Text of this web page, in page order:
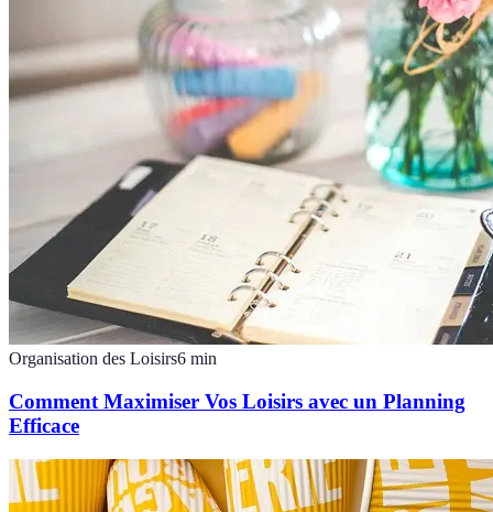
Organisation des Loisirs6 min
Comment Maximiser Vos Loisirs avec un Planning
Efficace